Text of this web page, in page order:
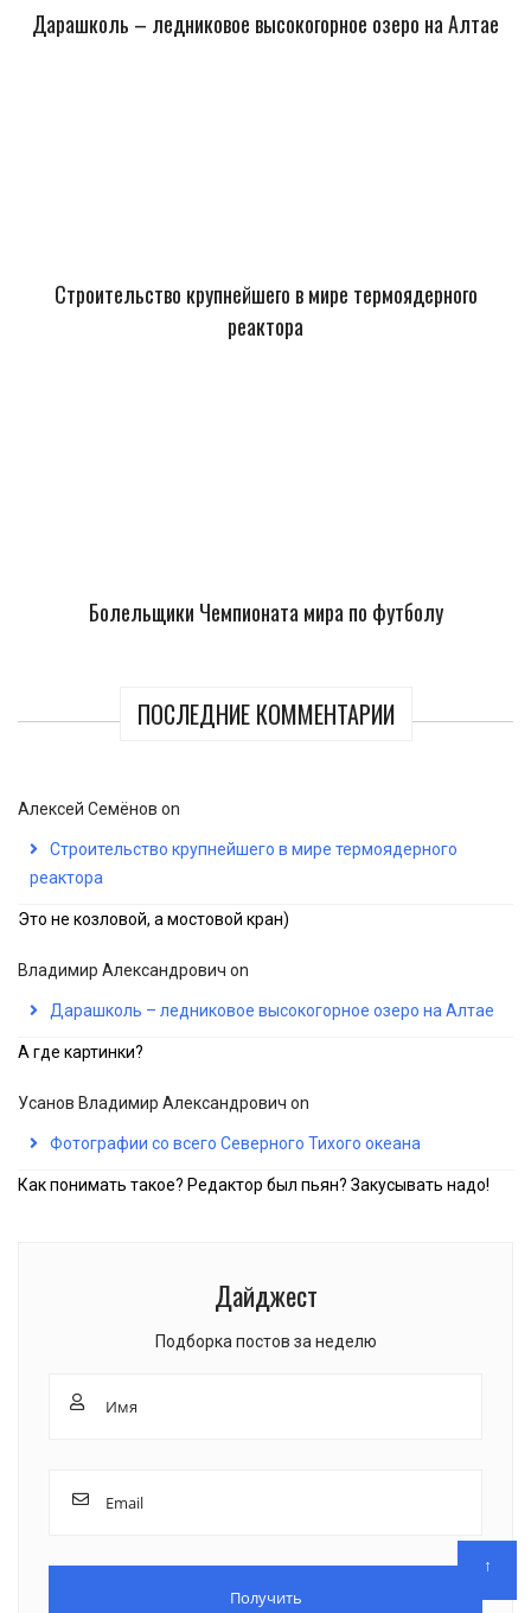
Дарашколь – ледниковое высокогорное озеро на Алтае
Строительство крупнейшего в мире термоядерного
реактора
Болельщики Чемпионата мира по футболу
ПОСЛЕДНИЕ КОММЕНТАРИИ
Алексей Семёнов on
Строительство крупнейшего в мире термоядерного
реактора
Это не козловой, а мостовой кран)
Владимир Александрович on
Дарашколь – ледниковое высокогорное озеро на Алтае
А где картинки?
Усанов Владимир Александрович on
Фотографии со всего Северного Тихого океана
Как понимать такое? Редактор был пьян? Закусывать надо!
Дайджест
Подборка постов за неделю
↑